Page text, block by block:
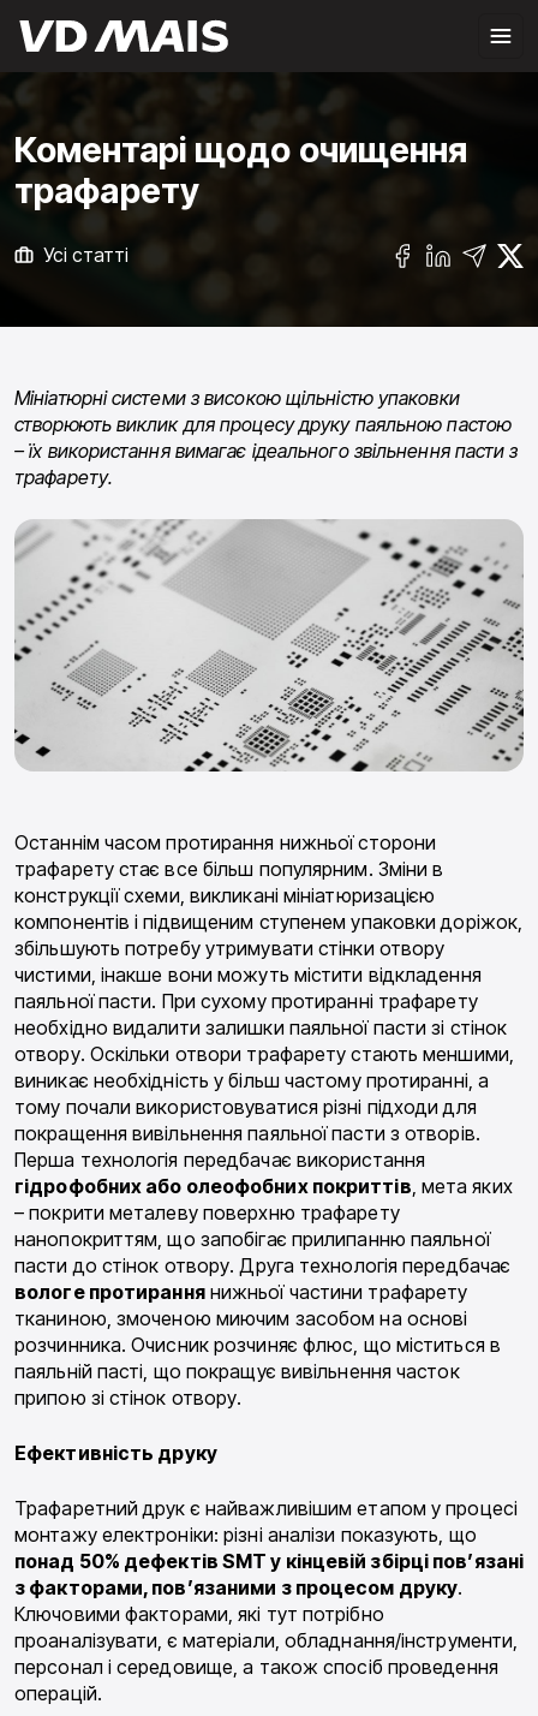
Коментарі щодо очищення
трафарету
Усі статті
Мініатюрні системи з високою щільністю упаковки
створюють виклик для процесу друку паяльною пастою
– їх використання вимагає ідеального звільнення пасти з
трафарету.
Останнім часом протирання нижньої сторони
трафарету стає все більш популярним. Зміни в
конструкції схеми, викликані мініатюризацією
компонентів і підвищеним ступенем упаковки доріжок,
збільшують потребу утримувати стінки отвору
чистими, інакше вони можуть містити відкладення
паяльної пасти. При сухому протиранні трафарету
необхідно видалити залишки паяльної пасти зі стінок
отвору. Оскільки отвори трафарету стають меншими,
виникає необхідність у більш частому протиранні, а
тому почали використовуватися різні підходи для
покращення вивільнення паяльної пасти з отворів.
Перша технологія передбачає використання
гідрофобних або олеофобних покриттів, мета яких
– покрити металеву поверхню трафарету
нанопокриттям, що запобігає прилипанню паяльної
пасти до стінок отвору. Друга технологія передбачає
вологе протираннянижньої частини трафарету
тканиною, змоченою миючим засобом на основі
розчинника. Очисник розчиняє флюс, що міститься в
паяльній пасті, що покращує вивільнення часток
припою зі стінок отвору.
Ефективність друку
Трафаретний друк є найважливішим етапом у процесі
монтажу електроніки: різні аналізи показують, що
понад 50% дефектів SMT у кінцевій збірці пов’язані
з факторами, пов’язаними з процесом друку.
Ключовими факторами, які тут потрібно
проаналізувати, є матеріали, обладнання/інструменти,
персонал і середовище, а також спосіб проведення
операцій.